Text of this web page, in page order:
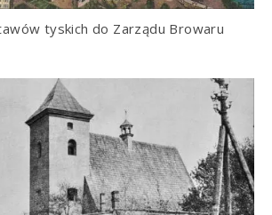
tyskich do Zarządu Browaru